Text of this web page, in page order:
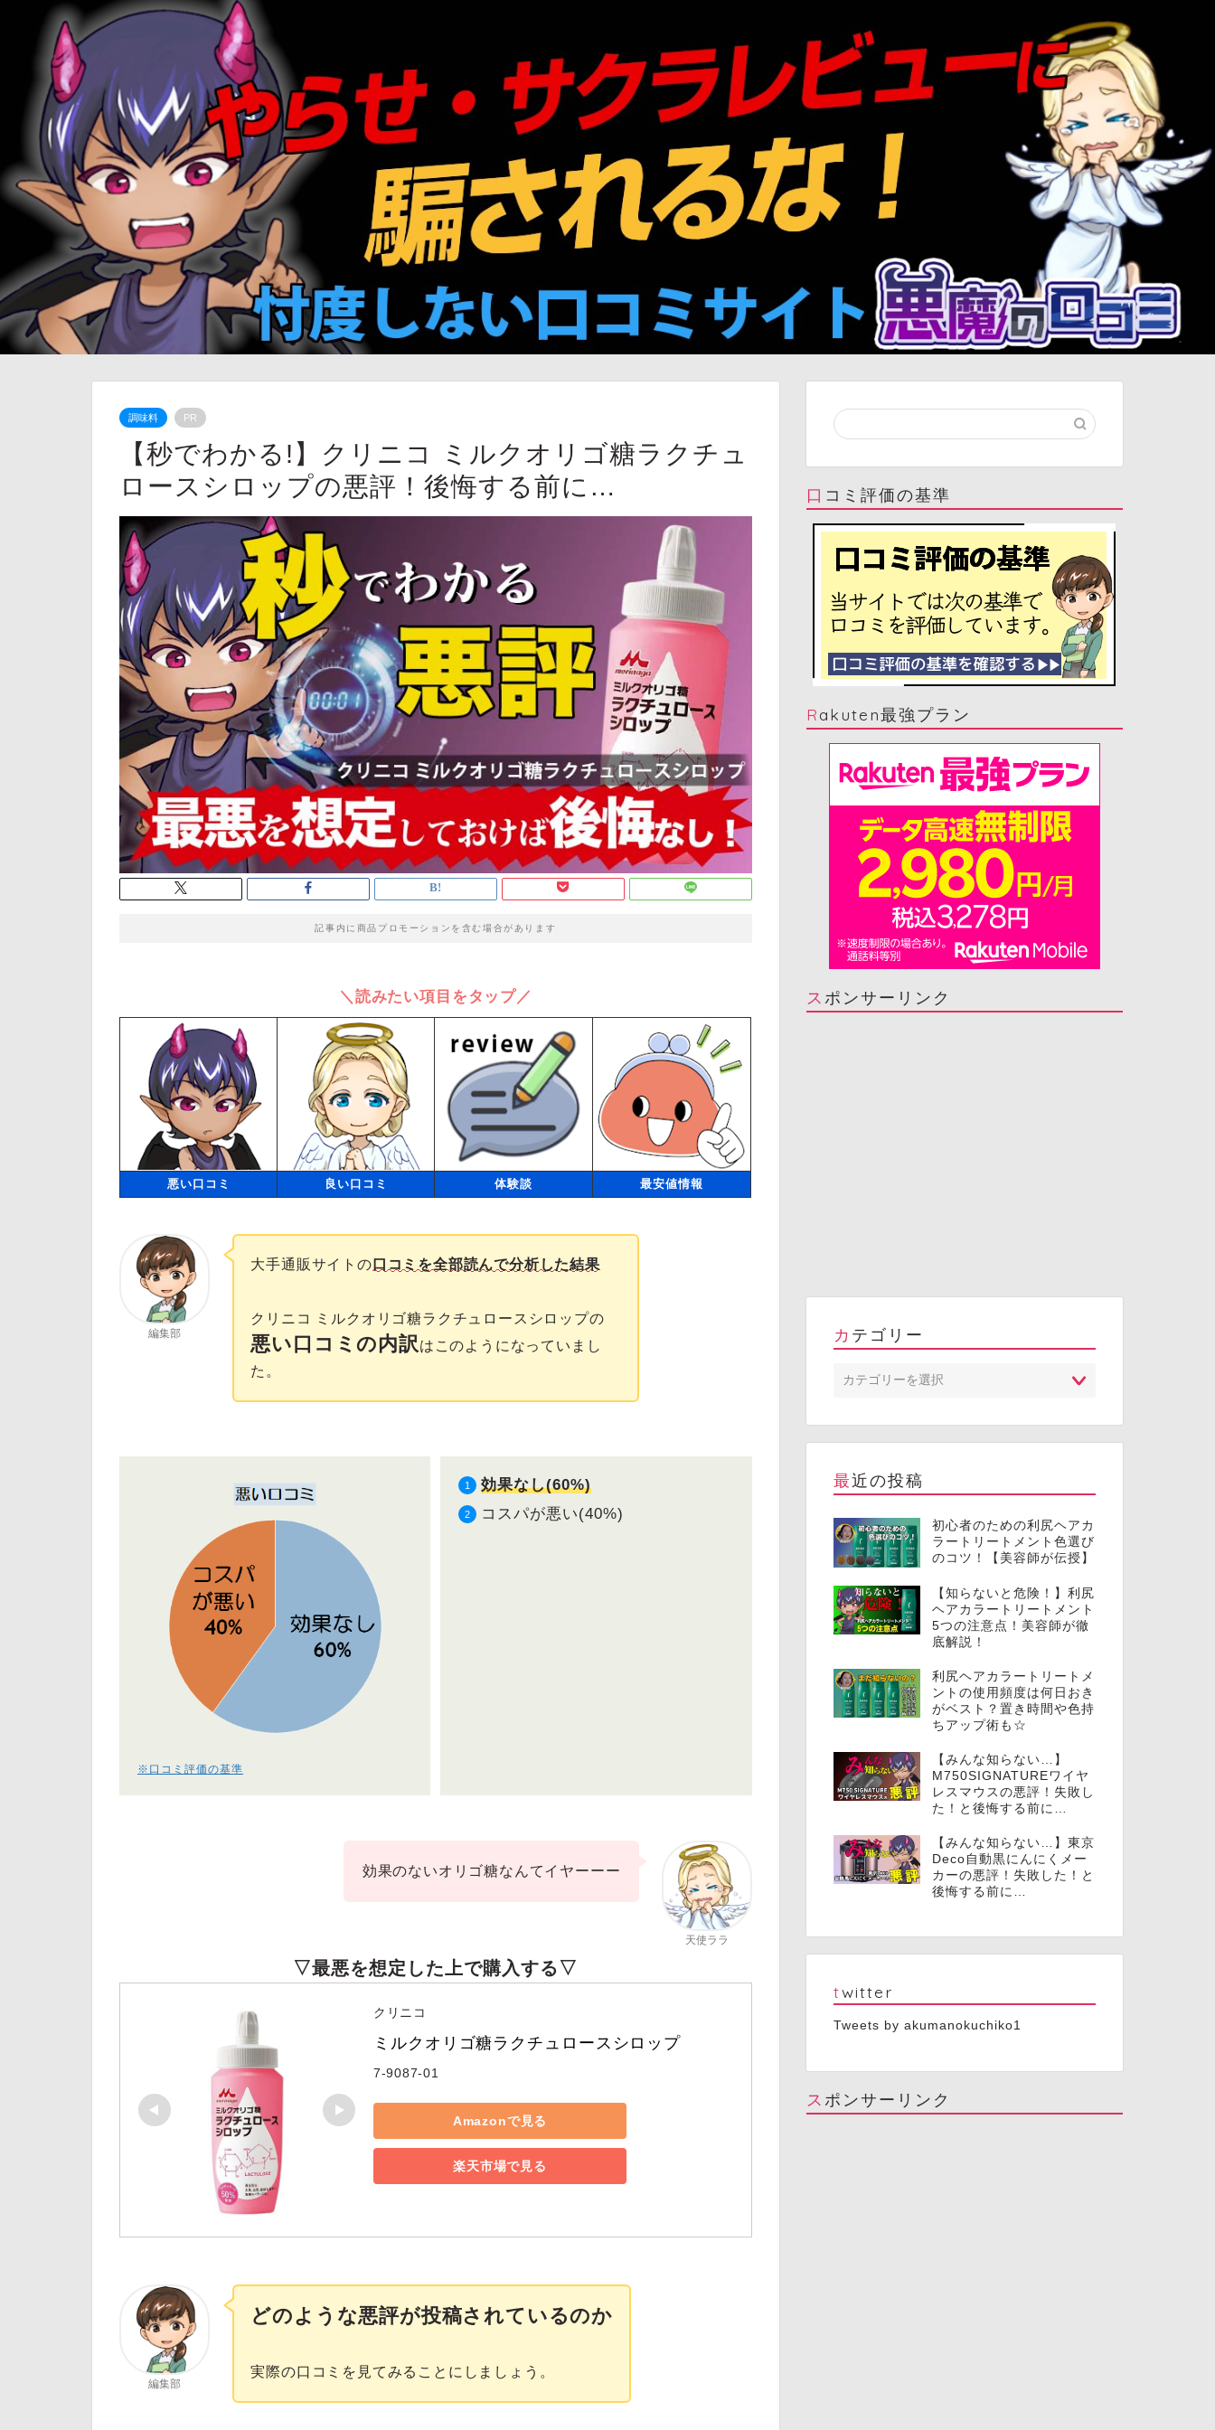
調味料 PR
【秒でわかる!】クリニコ ミルクオリゴ糖ラクチュ
ロースシロップの悪評！後悔する前に…
記事内に商品プロモーションを含む場合があります
＼読みたい項目をタップ／
悪い口コミ 良い口コミ 体験談 最安値情報
編集部
大手通販サイトの 口コミを全部読んで分析した結果
クリニコ ミルクオリゴ糖ラクチュロースシロップの
悪い口コミの内訳 はこのようになっていまし
た。
※口コミ評価の基準
効果なし(60%)
コスパが悪い(40%)
天使ララ
効果のないオリゴ糖なんてイヤーーー
▽最悪を想定した上で購入する▽
クリニコ
ミルクオリゴ糖ラクチュロースシロップ
7-9087-01
Amazonで見る
楽天市場で見る
編集部
どのような悪評が投稿されているのか
実際の口コミを見てみることにしましょう。
口コミ評価の基準
Rakuten最強プラン
スポンサーリンク
カテゴリー
最近の投稿
初心者のための利尻ヘアカ
ラートリートメント色選び
のコツ！【美容師が伝授】
【知らないと危険！】利尻
ヘアカラートリートメント
5つの注意点！美容師が徹
底解説！
利尻ヘアカラートリートメ
ントの使用頻度は何日おき
がベスト？置き時間や色持
ちアップ術も☆
【みんな知らない…】
M750SIGNATUREワイヤ
レスマウスの悪評！失敗し
た！と後悔する前に…
【みんな知らない…】東京
Deco自動黒にんにくメー
カーの悪評！失敗した！と
後悔する前に…
twitter
Tweets by akumanokuchiko1
スポンサーリンク